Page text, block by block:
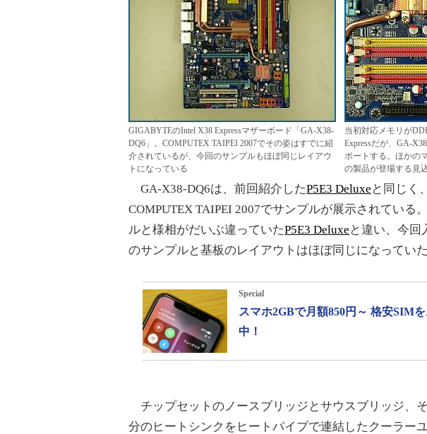
GIGABYTEのIntel X38 Expressマザーボード「GA-X38-
DQ6」。COMPUTEX TAIPEI 2007でその姿はすでに紹
介されているが、今回のサンプルもほぼ同じレイアウ
トになっている
当初対応メモリが
Expressだが、GA-
ポートする。ほかの
の製品が登場する見
GA-X38-DQ6は、前回紹介したP5E3 Deluxe と同じく
COMPUTEX TAIPEI 2007でサンプルが展示されている
ルと様相がだいぶ違っていたP5E3 Deluxe と違い、今回
のサンプルと基板のレイアウトはほぼ同じになっていた
Special
スマホ2GBで月額850円～ 格安SIM
中！
チップセットのノースブリッジとサウスブリッジ、
分のヒートシンクをヒートパイプで連結したクーラー